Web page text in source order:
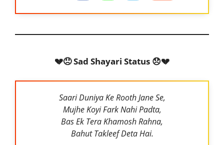
💔😞 Sad Shayari Status 😞💔
Saari Duniya Ke Rooth Jane Se,
Mujhe Koyi Fark Nahi Padta,
Bas Ek Tera Khamosh Rahna,
Bahut Takleef Deta Hai.